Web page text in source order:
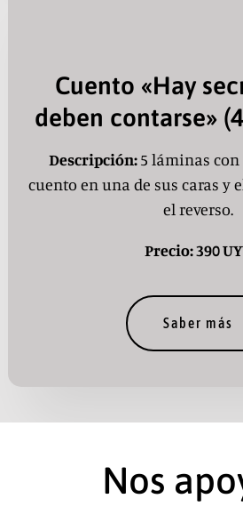
Cuento «Hay
deben contarse»
Descripción:5 láminas con
cuento en una de sus caras y
el reverso.
Precio: 390
Saber más
Nos